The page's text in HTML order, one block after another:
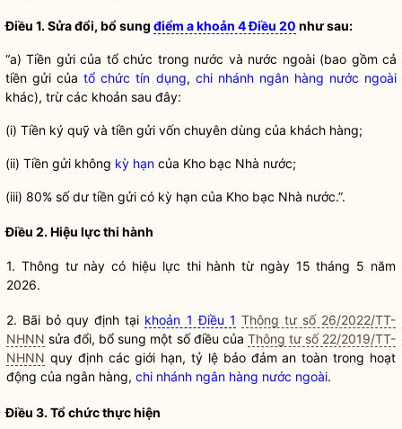
Điều 1. Sửa đổi, bổ sung điểm a khoản 4 Điều 20 như sau:
“a) Tiền gửi của tổ chức trong nước và nước ngoài (bao gồm cả
tiền gửi củatổ chức tín dụng, chi nhánh ngân hàng nước ngoài
khác), trừ các khoản sau đây:
(i) Tiền ký quỹ và tiền gửi vốn chuyên dùng của khách hàng;
(ii) Tiền gửi không kỳ hạn của Kho bạc Nhà nước;
(iii) 80% số dư tiền gửi có kỳ hạn của Kho bạc Nhà nước.”.
Điều 2. Hiệu lực thi hành
1. Thông tư này có hiệu lực thi hành từ ngày 15 tháng 5 năm
2026.
2. Bãi bỏ quy định tại khoản 1 Điều 1 Thông tư số 26/2022/TT-
NHNN sửa đổi, bổ sung một số điều của Thông tư số 22/2019/TT-
NHNN quy định các giới hạn, tỷ lệ bảo đảm an toàn trong hoạt
động của ngân hàng, chi nhánh ngân hàng nước ngoài.
Điều 3. Tổ chức thực hiện